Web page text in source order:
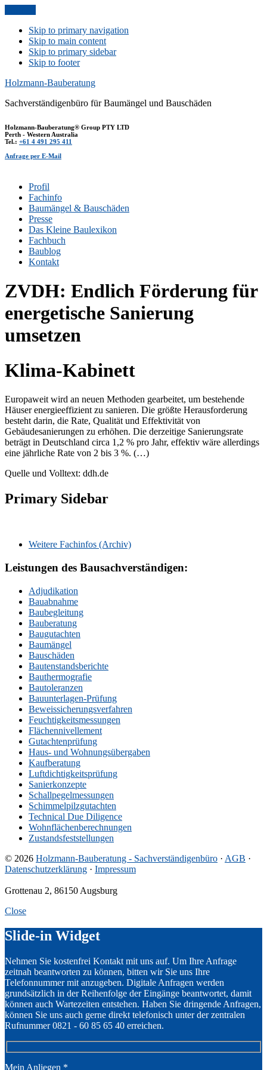
Skip to primary navigation
Skip to main content
Skip to primary sidebar
Skip to footer
Holzmann-Bauberatung
Sachverständigenbüro für Baumängel und Bauschäden
Holzmann-Bauberatung® Group PTY LTD
Perth - Western Australia
Tel.: +61 4 491 295 411
Anfrage per E-Mail
Profil
Fachinfo
Baumängel & Bauschäden
Presse
Das Kleine Baulexikon
Fachbuch
Baublog
Kontakt
ZVDH: Endlich Förderung für
energetische Sanierung
umsetzen
Klima-Kabinett
Europaweit wird an neuen Methoden gearbeitet, um bestehende
Häuser energieeffizient zu sanieren. Die größte Herausforderung
besteht darin, die Rate, Qualität und Effektivität von
Gebäudesanierungen zu erhöhen. Die derzeitige Sanierungsrate
beträgt in Deutschland circa 1,2 % pro Jahr, effektiv wäre allerdings
eine jährliche Rate von 2 bis 3 %. (…)
Quelle und Volltext: ddh.de
Primary Sidebar
Weitere Fachinfos (Archiv)
Leistungen des Bausachverständigen:
Adjudikation
Bauabnahme
Baubegleitung
Bauberatung
Baugutachten
Baumängel
Bauschäden
Bautenstandsberichte
Bauthermografie
Bautoleranzen
Bauunterlagen-Prüfung
Beweissicherungsverfahren
Feuchtigkeitsmessungen
Flächennivellement
Gutachtenprüfung
Haus- und Wohnungsübergaben
Kaufberatung
Luftdichtigkeitsprüfung
Sanierkonzepte
Schallpegelmessungen
Schimmelpilzgutachten
Technical Due Diligence
Wohnflächenberechnungen
Zustandsfeststellungen
© 2026 Holzmann-Bauberatung - Sachverständigenbüro · AGB ·
Datenschutzerklärung · Impressum
Grottenau 2, 86150 Augsburg
Close
Slide-in Widget
Nehmen Sie kostenfrei Kontakt mit uns auf. Um Ihre Anfrage
zeitnah beantworten zu können, bitten wir Sie uns Ihre
Telefonnummer mit anzugeben. Digitale Anfragen werden
grundsätzlich in der Reihenfolge der Eingänge beantwortet, damit
können auch Wartezeiten entstehen. Haben Sie dringende Anfragen,
können Sie uns auch gerne direkt telefonisch unter der zentralen
Rufnummer 0821 - 60 85 65 40 erreichen.
Mein Anliegen *